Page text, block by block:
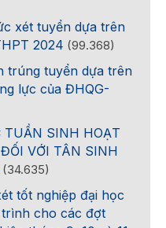
xét tuyển dựa trên
2024 (99.368)
trúng tuyển dựa trên
lực của ĐHQG-
TUẦN SINH HOẠT
VỚI TÂN SINH
(34.635)
tốt nghiệp đại học
cho các đợt